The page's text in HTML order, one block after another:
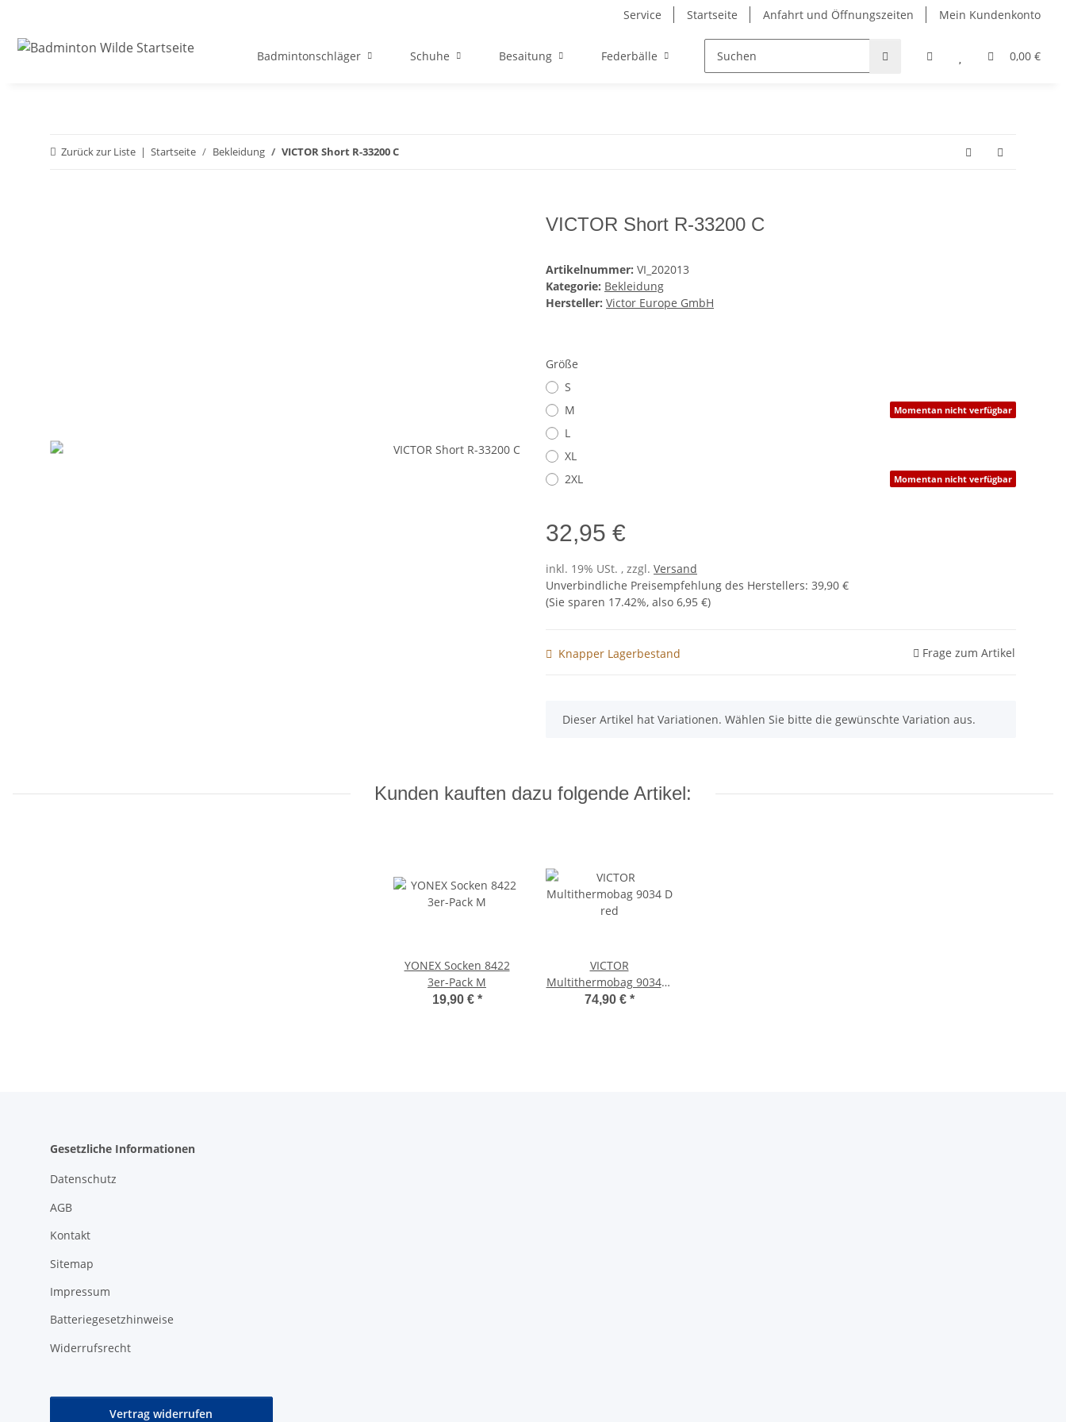
Service Startseite Anfahrt und Öffnungszeiten Mein Kundenkonto
0,00 €
Badmintonschläger Schuhe Besaitung Federbälle Taschen Griffbänder Padel und
Zurück zur Liste Startseite Bekleidung VICTOR Short R-33200 C
VICTOR Short R-33200 C
Artikelnummer: VI_202013
Kategorie: Bekleidung
Hersteller: Victor Europe GmbH
Größe
S
M
Momentan nicht verfügbar
L
XL
2XL
Momentan nicht verfügbar
32,95 €
inkl. 19% USt. , zzgl. Versand
Unverbindliche Preisempfehlung des Herstellers: 39,90 €
(Sie sparen 17.42%, also 6,95 €)
Knapper Lagerbestand Frage zum Artikel
x
Dieser Artikel hat Variationen. Wählen Sie bitte die gewünschte Variation aus.
Kunden kauften dazu folgende Artikel:
YONEX Socken 8422
3er-Pack M
19,90 € *
VICTOR
Multithermobag 9034 D
red
74,90 € *
Gesetzliche Informationen
Datenschutz
AGB
Kontakt
Sitemap
Impressum
Batteriegesetzhinweise
Widerrufsrecht
Vertrag widerrufen